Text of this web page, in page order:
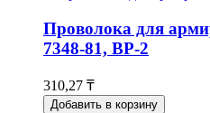
Проволока для
7348-81, ВР-2
310,27 ₸
Добавить в корзину